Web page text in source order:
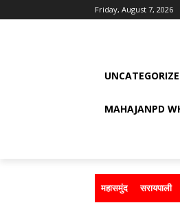
Friday, August 7, 2026
MAHAJANPD
महासमुंद सरायपाली